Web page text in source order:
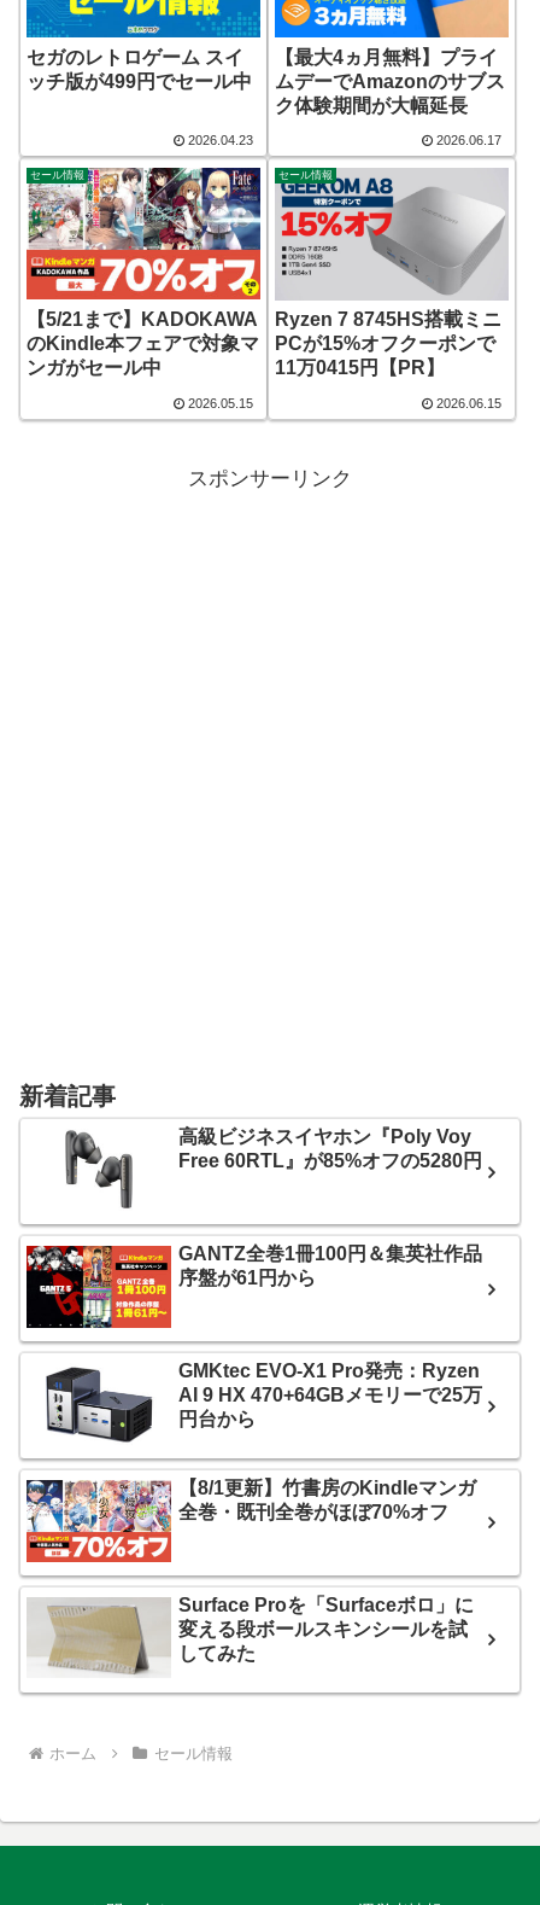
セガのレトロゲーム スイ
ッチ版が499円でセール中
2026.04.23
【最大4ヵ月無料】プライ
ムデーでAmazonのサブス
ク体験期間が大幅延長
2026.06.17
セール情報
【5/21まで】KADOKAWA
のKindle本フェアで対象マ
ンガがセール中
2026.05.15
セール情報
Ryzen 7 8745HS搭載ミニ
PCが15%オフクーポンで
11万0415円【PR】
2026.06.15
スポンサーリンク
新着記事
高級ビジネスイヤホン『Poly Voy
Free 60RTL』が85%オフの5280円
GANTZ全巻1冊100円＆集英社作品
序盤が61円から
GMKtec EVO-X1 Pro発売：Ryzen
AI 9 HX 470+64GBメモリーで25万
円台から
【8/1更新】竹書房のKindleマンガ
全巻・既刊全巻がほぼ70%オフ
Surface Proを「Surfaceボロ」に
変える段ボールスキンシールを試
してみた
ホーム セール情報